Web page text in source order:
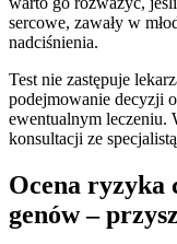
sercowe, zawały w
nadciśnienia.
Test nie zastępuje
podejmowanie decyzji
ewentualnym leczeniu.
konsultacji ze
Ocena ryzyka
genów –